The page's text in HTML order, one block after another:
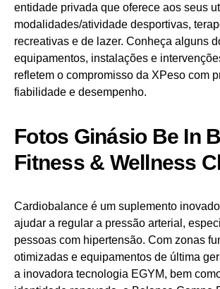
entidade privada que oferece aos seus
modalidades/atividade desportivas,
recreativas e de lazer. Conheça alguns
equipamentos, instalações e
refletem o compromisso da XPeso com
fiabilidade e desempenho.
Fotos Ginásio Be In
Fitness & Wellness
Cardiobalance é um suplemento
ajudar a regular a pressão arterial,
pessoas com hipertensão. Com zonas
otimizadas e equipamentos de última
a inovadora tecnologia EGYM, bem